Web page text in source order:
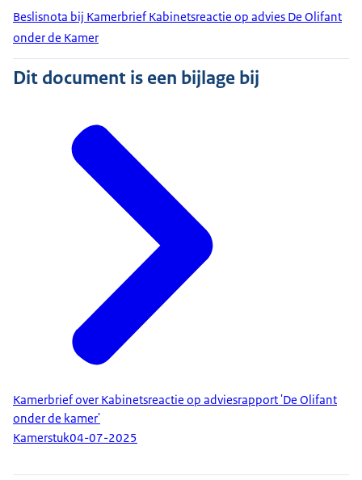
Beslisnota bij Kamerbrief Kabinetsreactie op advies De Olifant
onder de Kamer
Dit document is een bijlage bij
Kamerbrief over Kabinetsreactie op adviesrapport 'De Olifant
onder de kamer'
Kamerstuk04-07-2025